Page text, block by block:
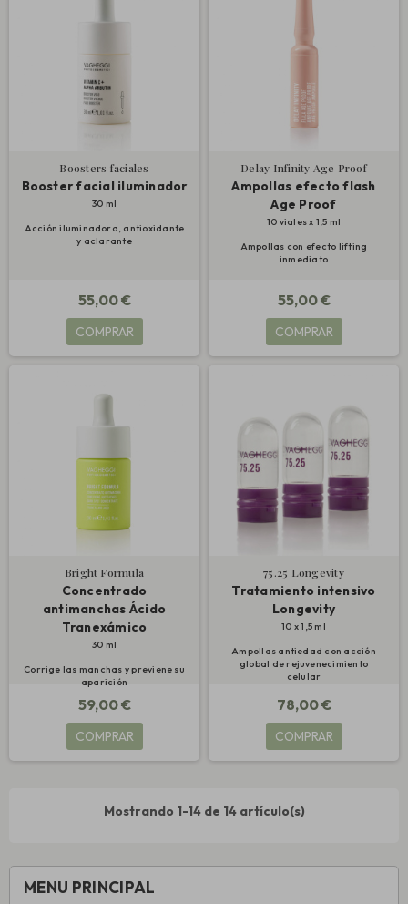
MENU PRINCIPAL
Boosters faciales
Booster facial iluminador
30 ml
Acción iluminadora, antioxidante
y aclarante
55,00 €
COMPRAR
Delay Infinity Age Proof
Ampollas efecto flash
Age Proof
10 viales x 1,5 ml
Ampollas con efecto lifting
inmediato
55,00 €
COMPRAR
Bright Formula
Concentrado
antimanchas Ácido
Tranexámico
30 ml
Corrige las manchas y previene su
aparición
59,00 €
COMPRAR
75.25 Longevity
Tratamiento intensivo
Longevity
10 x 1,5 ml
Ampollas antiedad con acción
global de rejuvenecimiento
celular
78,00 €
COMPRAR
Mostrando 1-14 de 14 artículo(s)